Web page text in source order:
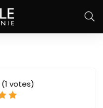
(1 votes)